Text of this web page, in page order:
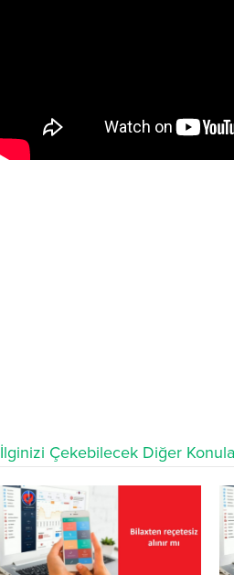
İlginizi Çekebilecek Diğer